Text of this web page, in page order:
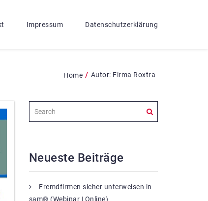
Impressum Datenschutzerklärung
Home / Autor: Firma Roxtra
Neueste Beiträge
Fremdfirmen sicher unterweisen in
sam® (Webinar | Online)